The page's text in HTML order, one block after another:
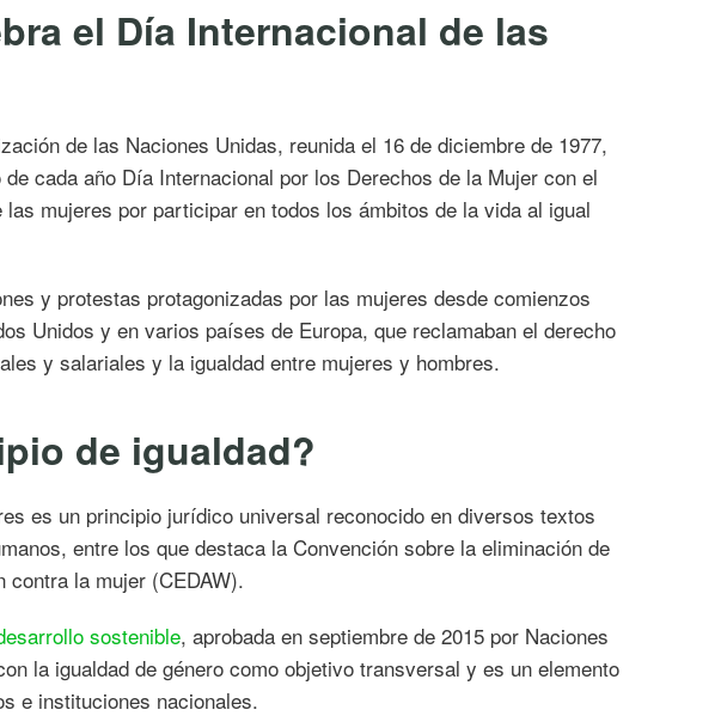
el Día Internacional de las
de las Naciones Unidas, reunida el 16 de diciembre de 1977,
cada año Día Internacional por los Derechos de la Mujer con el
mujeres por participar en todos los ámbitos de la vida al igual
y protestas protagonizadas por las mujeres desde comienzos
Unidos y en varios países de Europa, que reclamaban el derecho
y salariales y la igualdad entre mujeres y hombres.
de igualdad?
es un principio jurídico universal reconocido en diversos textos
entre los que destaca la Convención sobre la eliminación de
la mujer (CEDAW).
sostenible, aprobada en septiembre de 2015 por Naciones
la igualdad de género como objetivo transversal y es un elemento
e instituciones nacionales.